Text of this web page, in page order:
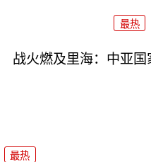
最热
战火燃及里海：中亚
最热